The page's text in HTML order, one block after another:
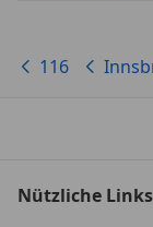
Reifendruck-
116
Nützliche Links